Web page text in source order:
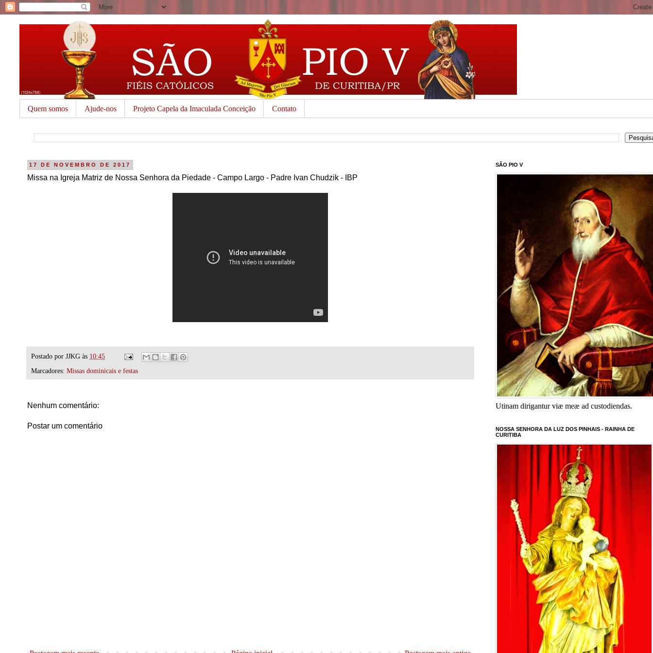
Quem somos Ajude-nos Projeto Capela da Imaculada Conceição Contato
17 DE NOVEMBRO DE 2017
Missa na Igreja Matriz de Nossa Senhora da Piedade - Campo Largo - Padre Ivan Chudzik - IBP
Postado por JJKG às 10:45
Marcadores: Missas dominicais e festas
Nenhum comentário:
Postar um comentário
SÃO PIO V
Utinam dirigantur viæ meæ ad custodiendas.
NOSSA SENHORA DA LUZ DOS PINHAIS - RAINHA DE
CURITIBA